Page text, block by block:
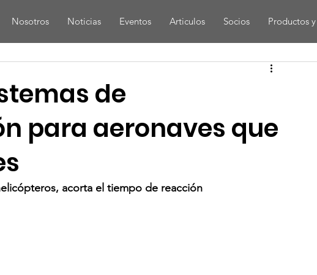
Nosotros Noticias Eventos Articulos Socios Productos
de
para aeronaves que
acorta el tiempo de reacción